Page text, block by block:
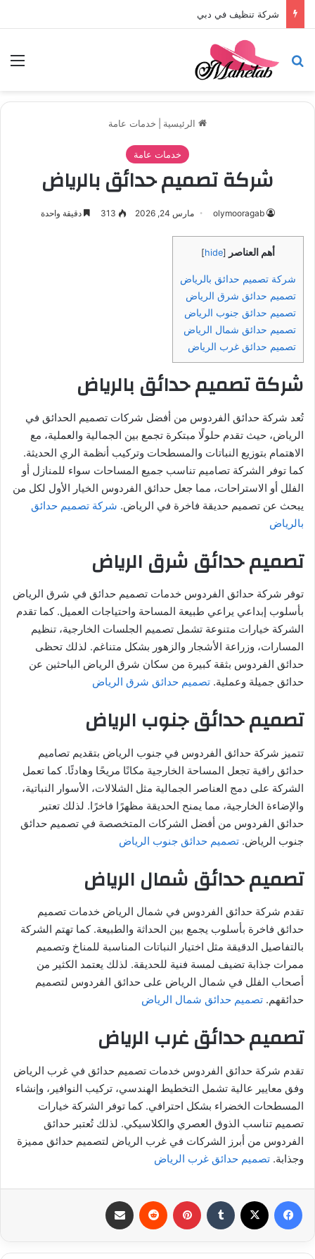
شركة تنظيف في دبي
بحث عن
الرئيسية خدمات عامة
خدمات عامة
شركة تصميم حدائق بالرياض
olymooragab مارس 24, 2026 313 دقيقة واحدة
أهم العناصر [
hide
]
شركة تصميم حدائق بالرياض
تصميم حدائق شرق الرياض
تصميم حدائق جنوب الرياض
تصميم حدائق شمال الرياض
تصميم حدائق غرب الرياض
شركة تصميم حدائق بالرياض
تُعد شركة حدائق الفردوس من أفضل شركات تصميم الحدائق في
الرياض، حيث تقدم حلولًا مبتكرة تجمع بين الجمالية والعملية، مع
الاهتمام بتوزيع النباتات والمسطحات وتركيب أنظمة الري الحديثة.
كما توفر الشركة تصاميم تناسب جميع المساحات سواء للمنازل أو
الفلل أو الاستراحات، مما جعل حدائق الفردوس الخيار الأول لكل من
يبحث عن تصميم حديقة فاخرة في الرياض. شركة تصميم حدائق
بالرياض
تصميم حدائق شرق الرياض
توفر شركة حدائق الفردوس خدمات تصميم حدائق في شرق الرياض
بأسلوب إبداعي يراعي طبيعة المساحة واحتياجات العميل. كما تقدم
الشركة خيارات متنوعة تشمل تصميم الجلسات الخارجية، تنظيم
المسارات، وزراعة الأشجار والزهور بشكل متناغم. لذلك تحظى
حدائق الفردوس بثقة كبيرة من سكان شرق الرياض الباحثين عن
حدائق جميلة وعملية. تصميم حدائق شرق الرياض
تصميم حدائق جنوب الرياض
تتميز شركة حدائق الفردوس في جنوب الرياض بتقديم تصاميم
حدائق راقية تجعل المساحة الخارجية مكانًا مريحًا وهادئًا. كما تعمل
الشركة على دمج العناصر الجمالية مثل الشلالات، الأسوار النباتية،
والإضاءة الخارجية، مما يمنح الحديقة مظهرًا فاخرًا. لذلك تعتبر
حدائق الفردوس من أفضل الشركات المتخصصة في تصميم حدائق
جنوب الرياض. تصميم حدائق جنوب الرياض
تصميم حدائق شمال الرياض
تقدم شركة حدائق الفردوس في شمال الرياض خدمات تصميم
حدائق فاخرة بأسلوب يجمع بين الحداثة والطبيعة. كما تهتم الشركة
بالتفاصيل الدقيقة مثل اختيار النباتات المناسبة للمناخ وتصميم
ممرات جذابة تضيف لمسة فنية للحديقة. لذلك يعتمد الكثير من
أصحاب الفلل في شمال الرياض على حدائق الفردوس لتصميم
حدائقهم. تصميم حدائق شمال الرياض
تصميم حدائق غرب الرياض
تقدم شركة حدائق الفردوس خدمات تصميم حدائق في غرب الرياض
وفق معايير عالية تشمل التخطيط الهندسي، تركيب النوافير، وإنشاء
المسطحات الخضراء بشكل احترافي. كما توفر الشركة خيارات
تصميم تناسب الذوق العصري والكلاسيكي. لذلك تُعتبر حدائق
الفردوس من أبرز الشركات في غرب الرياض لتصميم حدائق مميزة
وجذابة. تصميم حدائق غرب الرياض
فيسبوك بينتيريست